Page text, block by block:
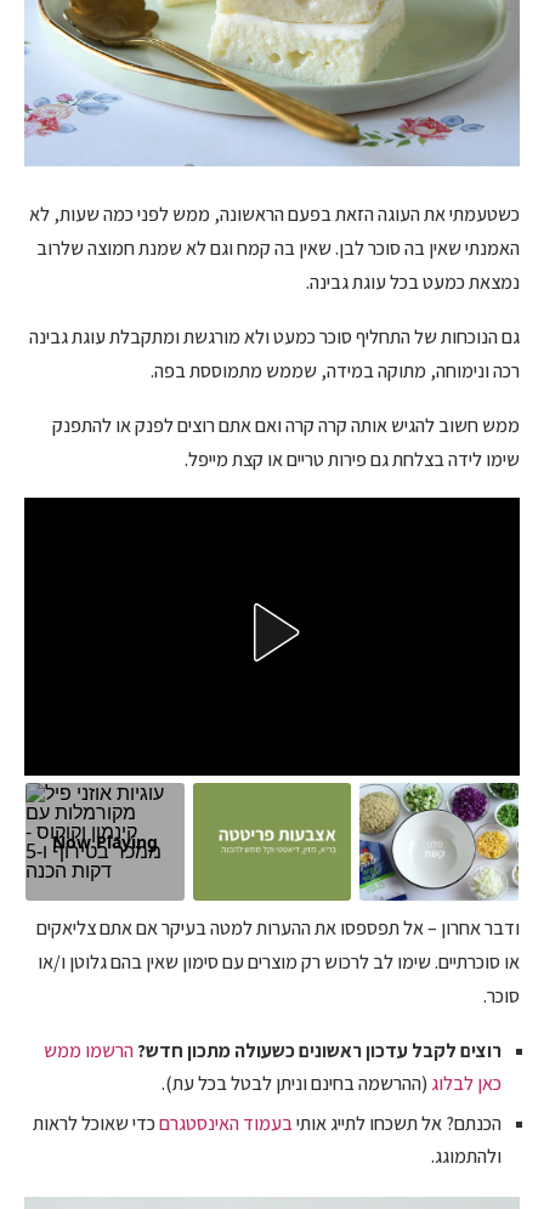
כשטעמתי את העוגה הזאת בפעם הראשונה, ממש לפני כמה שעות, לא
האמנתי שאין בה סוכר לבן. שאין בה קמח וגם לא שמנת חמוצה שלרוב
נמצאת כמעט בכל עוגת גבינה.
גם הנוכחות של התחליף סוכר כמעט ולא מורגשת ומתקבלת עוגת גבינה
רכה ונימוחה, מתוקה במידה, שממש מתמוססת בפה.
ממש חשוב להגיש אותה קרה קרה ואם אתם רוצים לפנק או להתפנק
שימו לידה בצלחת גם פירות טריים או קצת מייפל.
Now Playing
ודבר אחרון – אל תפספסו את ההערות למטה בעיקר אם אתם צליאקים
או סוכרתיים. שימו לב לרכוש רק מוצרים עם סימון שאין בהם גלוטן ו/או
סוכר.
רוצים לקבל עדכון ראשונים כשעולה מתכון חדש?הרשמו ממש
כאן לבלוג(ההרשמה בחינם וניתן לבטל בכל עת).
הכנתם? אל תשכחו לתייג אותיבעמוד האינסטגרםכדי שאוכל לראות
ולהתמוגג.